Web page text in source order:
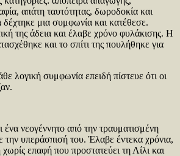
απάτη ταυτότητας, δωροδοκία και
μια συμφωνία και κατέθεσε.
της άδεια και έλαβε χρόνο φυλάκισης. Η
και το σπίτι της πουλήθηκε για
λογική συμφωνία επειδή πίστευε ότι οι
ένα νεογέννητο από την τραυματισμένη
την υπεράσπισή του. Έλαβε έντεκα χρόνια,
επαφή που προστατεύει τη Λίλι και